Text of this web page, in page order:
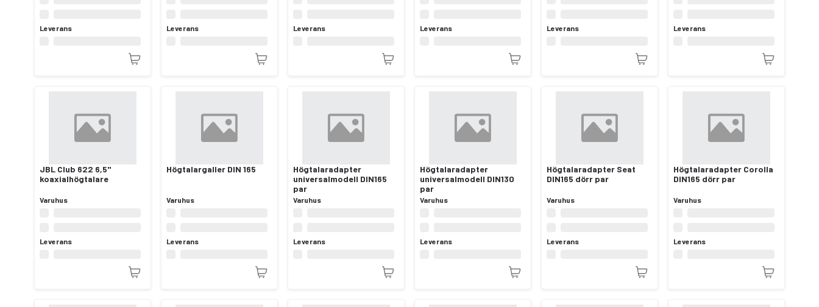
Leverans Leverans Leverans Leverans Leverans Leverans
JBL Club 622 6,5"
koaxialhögtalare
Varuhus
Leverans
Högtalargaller DIN 165
Varuhus
Leverans
Högtalaradapter
universalmodell DIN165
par
Varuhus
Leverans
Högtalaradapter
universalmodell DIN130
par
Varuhus
Leverans
Högtalaradapter Seat
DIN165 dörr par
Varuhus
Leverans
Högtalaradapter Corolla
DIN165 dörr par
Varuhus
Leverans